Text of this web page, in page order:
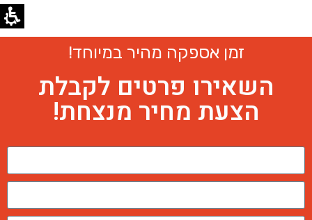
זמן אספקה מהיר במיוחד!
השאירו פרטים לקבלת
הצעת מחיר מנצחת!